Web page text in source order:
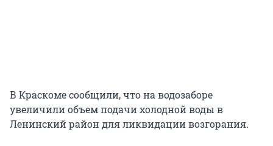
В Краскоме сообщили, что на водозаборе
увеличили объем подачи холодной воды в
Ленинский район для ликвидации возгорания.